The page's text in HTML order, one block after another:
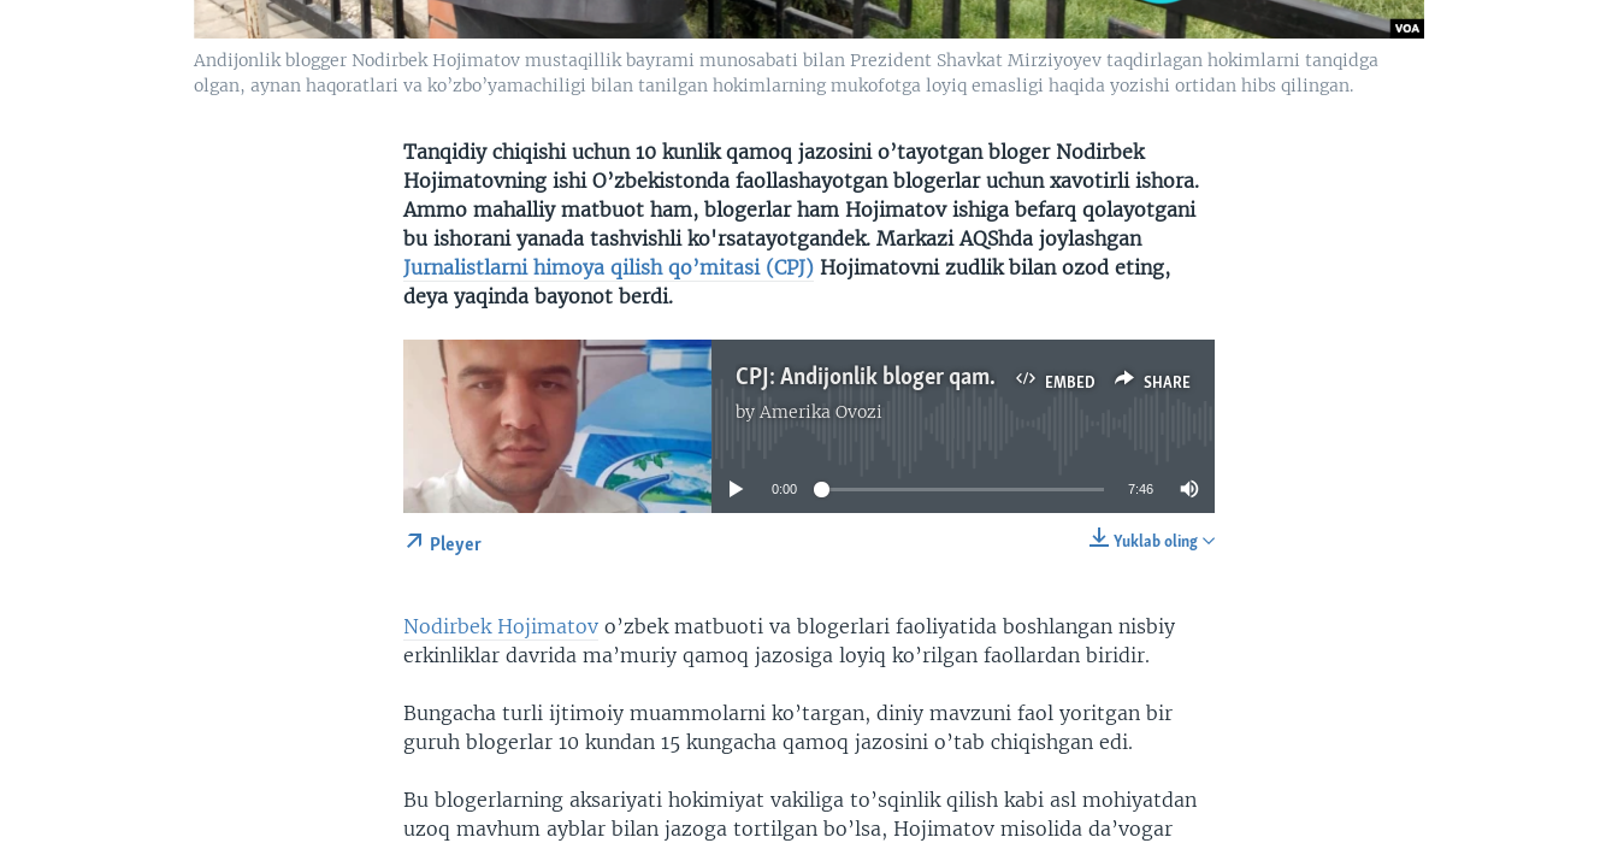
Andijonlik blogger Nodirbek Hojimatov mustaqillik bayrami munosabati bilan Prezident Shavkat Mirziyoyev taqdirlagan hokimlarni tanqidga
olgan, aynan haqoratlari va ko’zbo’yamachiligi bilan tanilgan hokimlarning mukofotga loyiq emasligi haqida yozishi ortidan hibs qilingan.
Tanqidiy chiqishi uchun 10 kunlik qamoq jazosini o’tayotgan bloger Nodirbek
Hojimatovning ishi O’zbekistonda faollashayotgan blogerlar uchun xavotirli ishora.
Ammo mahalliy matbuot ham, blogerlar ham Hojimatov ishiga befarq qolayotgani
bu ishorani yanada tashvishli ko'rsatayotgandek. Markazi AQShda joylashgan
Jurnalistlarni himoya qilish qo’mitasi (CPJ) Hojimatovni zudlik bilan ozod eting,
deya yaqinda bayonot berdi.
EMBED SHARE
CPJ: Andijonlik bloger qamoqda ekani adolatsizlik
byAmerika Ovozi
No media source currently available
0:00 7:46
Yuklab oling
Pleyer
Nodirbek Hojimatov o’zbek matbuoti va blogerlari faoliyatida boshlangan nisbiy
erkinliklar davrida ma’muriy qamoq jazosiga loyiq ko’rilgan faollardan biridir.
Bungacha turli ijtimoiy muammolarni ko’targan, diniy mavzuni faol yoritgan bir
guruh blogerlar 10 kundan 15 kungacha qamoq jazosini o’tab chiqishgan edi.
Bu blogerlarning aksariyati hokimiyat vakiliga to’sqinlik qilish kabi asl mohiyatdan
uzoq mavhum ayblar bilan jazoga tortilgan bo’lsa, Hojimatov misolida da’vogar